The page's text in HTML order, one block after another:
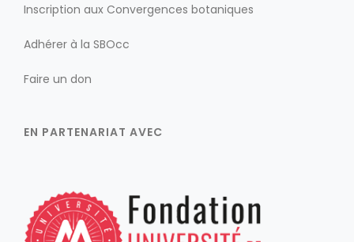
Inscription aux Convergences botaniques
Adhérer à la SBOcc
Faire un don
EN PARTENARIAT AVEC